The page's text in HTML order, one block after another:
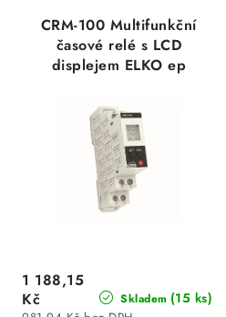
CRM-100 Multifunkční
časové relé s LCD
displejem ELKO ep
Skladem (15 ks)
1 188,15
Kč